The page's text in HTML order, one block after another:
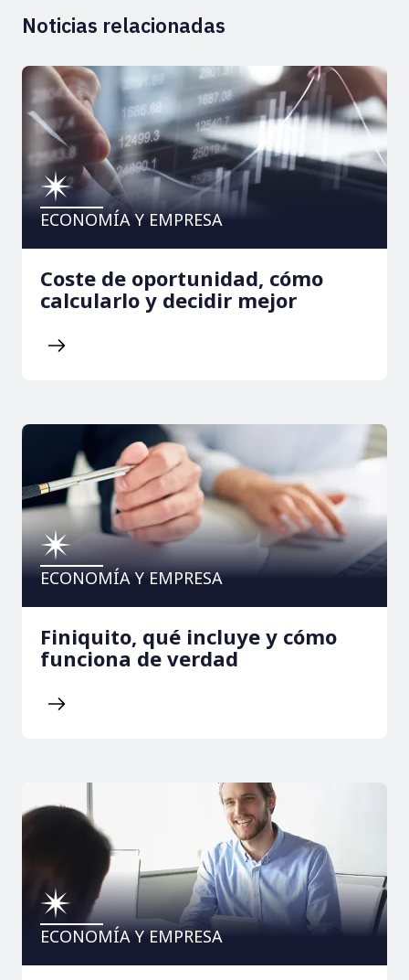
Noticias relacionadas
ECONOMÍA Y EMPRESA
Coste de oportunidad, cómo
calcularlo y decidir mejor
ECONOMÍA Y EMPRESA
Finiquito, qué incluye y cómo
funciona de verdad
ECONOMÍA Y EMPRESA